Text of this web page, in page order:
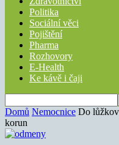
Politika
Sociální věci
Pojištění
Pharma
Rozhovory
E-Health
Ke kávě i čaji
Domů Nemocnice Do
korun